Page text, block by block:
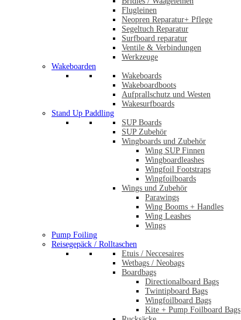
Flugleinen
Neopren Reparatur+ Pflege
Segeltuch Reparatur
Surfboard reparatur
Ventile & Verbindungen
Werkzeuge
Wakeboarden
Wakeboards
Wakeboardboots
Aufprallschutz und Westen
Wakesurfboards
Stand Up Paddling
SUP Boards
SUP Zubehör
Wingboards und Zubehör
Wing SUP Finnen
Wingboardleashes
Wingfoil Footstraps
Wingfoilboards
Wings und Zubehör
Parawings
Wing Booms + Handles
Wing Leashes
Wings
Pump Foiling
Reisegepäck / Rolltaschen
Etuis / Neccesaires
Wetbags / Neobags
Boardbags
Directionalboard Bags
Twintipboard Bags
Wingfoilboard Bags
Kite + Pump Foilboard Bags